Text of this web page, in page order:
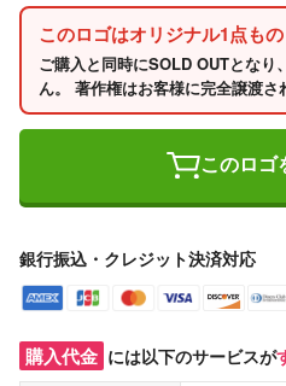
このロゴはオリジナル1点もの
ご購入と同時にSOLD OUTとなり
ん。 著作権はお客様に完全譲渡さ
このロゴ
銀行振込・クレジット決済対応
購入代金 には以下のサービスが